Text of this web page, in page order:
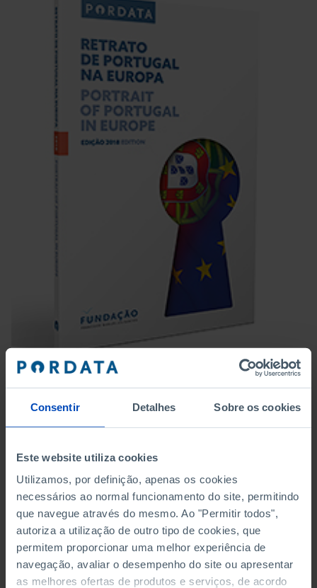
Consentir Detalhes Sobre os cookies
Este website utiliza cookies
Utilizamos, por definição, apenas os cookies
necessários ao normal funcionamento do site, permitindo
que navegue através do mesmo. Ao "Permitir todos",
autoriza a utilização de outro tipo de cookies, que
permitem proporcionar uma melhor experiência de
navegação, avaliar o desempenho do site ou apresentar
as melhores ofertas de produtos e serviços, de acordo
Within the scope of the European Citizen's Prize
the Francisco Manuel dos Santos Foundation,
Pordata publishes, in a bilingual version, thePortrait
The Portrait is a summary of indicators that compare
Portugal with the remaining European Union
countries.
See also the e-book ofPortrait of Portugal in Europe
- 2018 Editionand the infographic:2020 Targets -